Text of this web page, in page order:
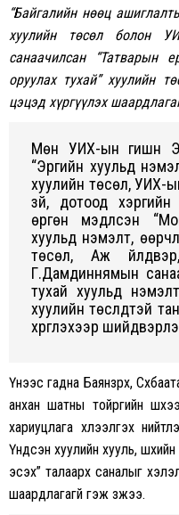
“Байгалийн нөөц
хуулийн төсөл болон
санаачилсан “Татварын
оруулах тухай” хуулийн
цэцэд хүргүүлэх
Мөн УИХ-ын гишүүн
“Эрүүгийн хуульд
хуулийн төсөл, УИХ-
зүй, дотоод
өргөн мэдүүлсэн
хуульд нэмэлт,
төсөл, Аж
Г.Дамдиннямын
тухай хуульд
хуулийн төслүүдтэй
хүргүүлэхээр
Үүнээс гадна Баянзүрх,
анхан шатны тойргийн
хариуцлага хүлээлгэх
Үндсэн хуулийн хууль,
эсэх” талаарх саналыг
шаардлагагүй гэж үзжээ.